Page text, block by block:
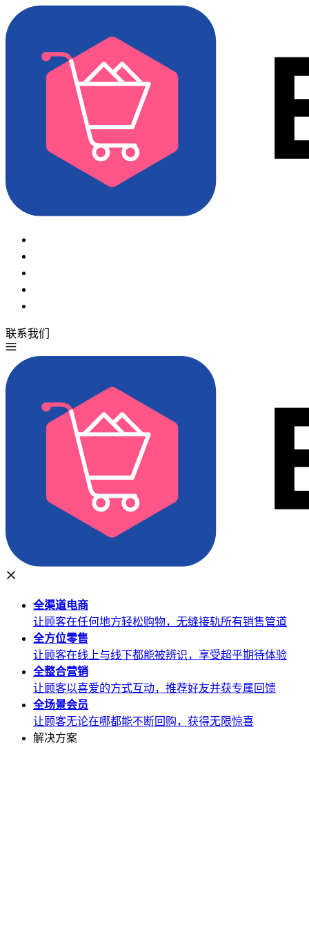
联系我们
全渠道电商
让顾客在任何地方轻松购物，无缝接轨所有销售管道
全方位零售
让顾客在线上与线下都能被辨识，享受超乎期待体验
全整合营销
让顾客以喜爱的方式互动，推荐好友并获专属回馈
全场景会员
让顾客无论在哪都能不断回购，获得无限惊喜
解决方案